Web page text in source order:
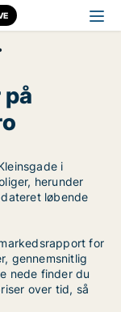
i
herunder
løbende
for
gennemsnitlig
nede finder du
over tid, så